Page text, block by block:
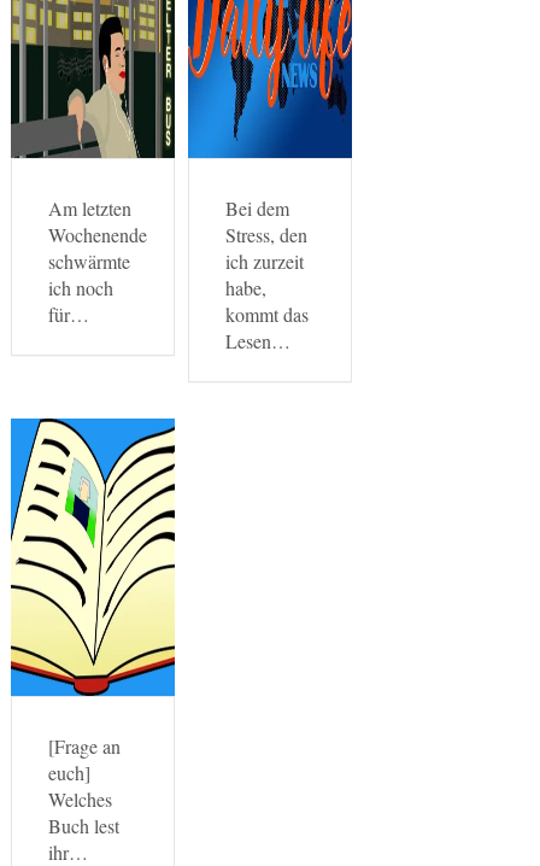
Am letzten
Wochenende
schwärmte
ich noch
für…
Bei dem
Stress, den
ich zurzeit
habe,
kommt das
Lesen…
[Frage an
euch]
Welches
Buch lest
ihr…